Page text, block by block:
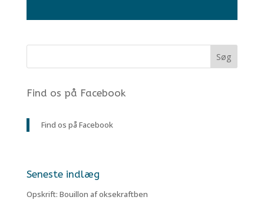
Find os på Facebook
Find os på Facebook
Seneste indlæg
Opskrift: Bouillon af oksekraftben